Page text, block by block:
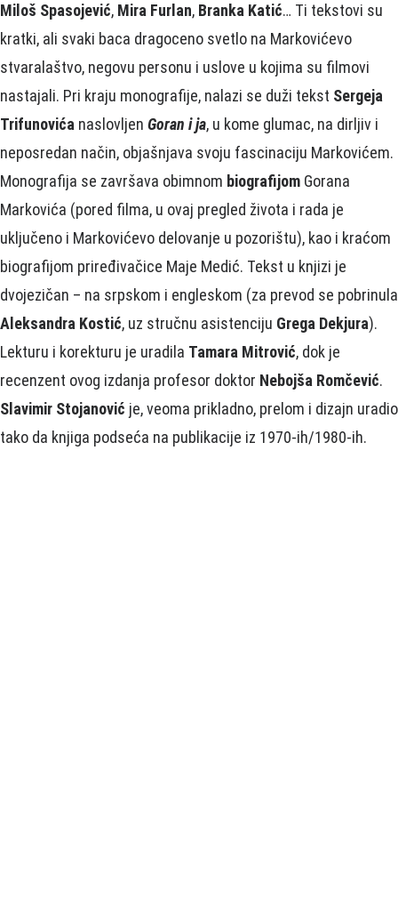
Miloš Spasojević, Mira Furlan, Branka Katić… Ti tekstovi su
kratki, ali svaki baca dragoceno svetlo na Markovićevo
stvaralaštvo, negovu personu i uslove u kojima su filmovi
nastajali. Pri kraju monografije, nalazi se duži tekst Sergeja
Trifunovića naslovljen Goran i ja, u kome glumac, na dirljiv i
neposredan način, objašnjava svoju fascinaciju Markovićem.
Monografija se završava obimnom biografijom Gorana
Markovića (pored filma, u ovaj pregled života i rada je
uključeno i Markovićevo delovanje u pozorištu), kao i kraćom
biografijom priređivačice Maje Medić. Tekst u knjizi je
dvojezičan – na srpskom i engleskom (za prevod se pobrinula
Aleksandra Kostić, uz stručnu asistenciju Grega Dekjura).
Lekturu i korekturu je uradila Tamara Mitrović, dok je
recenzent ovog izdanja profesor doktor Nebojša Romčević.
Slavimir Stojanović je, veoma prikladno, prelom i dizajn uradio
tako da knjiga podseća na publikacije iz 1970-ih/1980-ih.